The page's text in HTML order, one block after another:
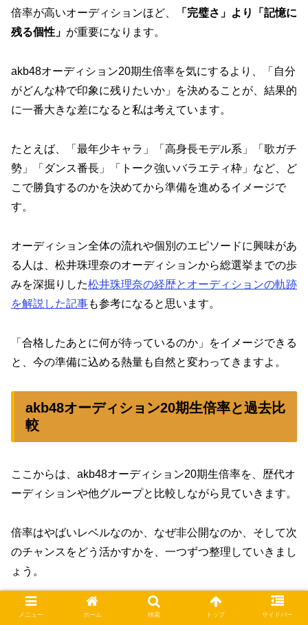
倍率が高いオーディションほど、
「完璧さ」より「記憶に
残る個性」 が重要になります。
akb48オーディション20期生倍率を気にするより、
「自分
がどんな枠で印象に残りたいか」
を決めることが、結果的
に一番大きな差になると私は考えています。
たとえば、「最年少キャラ」「高身長モデル系」「歌ガチ
勢」「ダンス番長」「トーク強いバラエティ枠」など、ど
こで勝負するのかを決めてから準備を進めるイメージで
す。
オーディション全体の流れや個別のエピソードに興味があ
る人は、松井珠理奈のオーディションから総選挙までの歩
みを深掘りした松井珠理奈の経歴とオーディションの軌跡
を解説した記事も参考になると思います。
「合格したあとに何が待っているのか」をイメージできる
と、今の準備に込める熱量も自然と変わってきますよ。
akb48オーディション20期生倍率と過去比
較
ここからは、akb48オーディション20期生倍率を、歴代オ
ーディションや他グループと比較しながら見ていきます。
倍率はやばいレベルなのか、なぜ非公開なのか、そして次
のチャンスをどう活かすかを、一つずつ整理していきまし
ょう。
数字を追いかけるだけでなく、「この数字をどう解釈する
メニュー ホーム 検索 トップ サイドバー